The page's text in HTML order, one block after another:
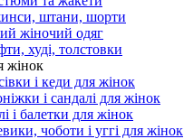
штани, шорти
жіночий одяг
худі, толстовки
жінок
і кеди для жінок
і сандалі для жінок
і балетки для жінок
чоботи і уггі для жінок